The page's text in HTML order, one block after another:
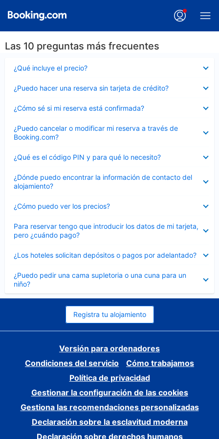
Las 10 preguntas más frecuentes
¿Qué incluye el precio?
cerrado
¿Puedo hacer una reserva sin tarjeta de crédito?
cerrado
¿Cómo sé si mi reserva está confirmada?
cerrado
¿Puedo cancelar o modificar mi reserva a través de
Booking.com?
cerrado
¿Qué es el código PIN y para qué lo necesito?
cerrado
¿Dónde puedo encontrar la información de contacto del
alojamiento?
cerrado
¿Cómo puedo ver los precios?
cerrado
Para reservar tengo que introducir los datos de mi tarjeta,
pero ¿cuándo pago?
cerrado
¿Los hoteles solicitan depósitos o pagos por adelantado?
cerrado
¿Puedo pedir una cama supletoria o una cuna para un
niño?
cerrado
Registra tu alojamiento
Versión para ordenadores
Condiciones del servicio
Cómo trabajamos
Política de privacidad
Gestionar la configuración de las cookies
Gestiona las recomendaciones personalizadas
Declaración sobre la esclavitud moderna
Declaración sobre derechos humanos